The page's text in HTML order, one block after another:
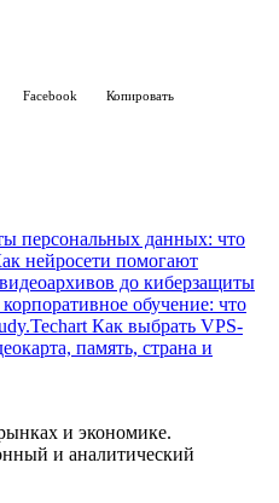
Facebook Копировать
персональных данных: что
нейросети помогают
до киберзащиты
обучение: что
Как выбрать VPS-
память, страна и
и экономике.
и аналитический